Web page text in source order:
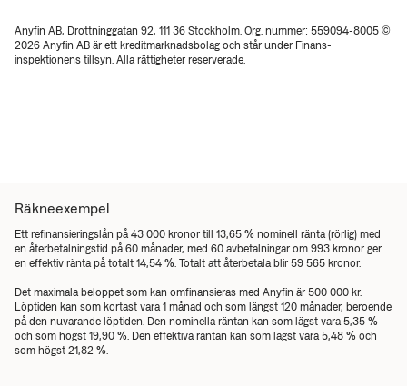
Anyfin AB, Drottninggatan 92, 111 36 Stockholm. Org. nummer: 559094-8005 ©
2026 Anyfin AB är ett kreditmarknadsbolag och står under Finans­
inspektionens tillsyn. Alla rättigheter reserverade.
Räkneexempel
Ett refinansieringslån på 43 000 kronor till 13,65 % nominell ränta (rörlig) med
en återbetalningstid på 60 månader, med 60 avbetalningar om 993 kronor ger
en effektiv ränta på totalt 14,54 %. Totalt att återbetala blir 59 565 kronor.
Det maximala beloppet som kan omfinansieras med Anyfin är 500 000 kr.
Löptiden kan som kortast vara 1 månad och som längst 120 månader, beroende
på den nuvarande löptiden. Den nominella räntan kan som lägst vara 5,35 %
och som högst 19,90 %. Den effektiva räntan kan som lägst vara 5,48 % och
som högst 21,82 %.